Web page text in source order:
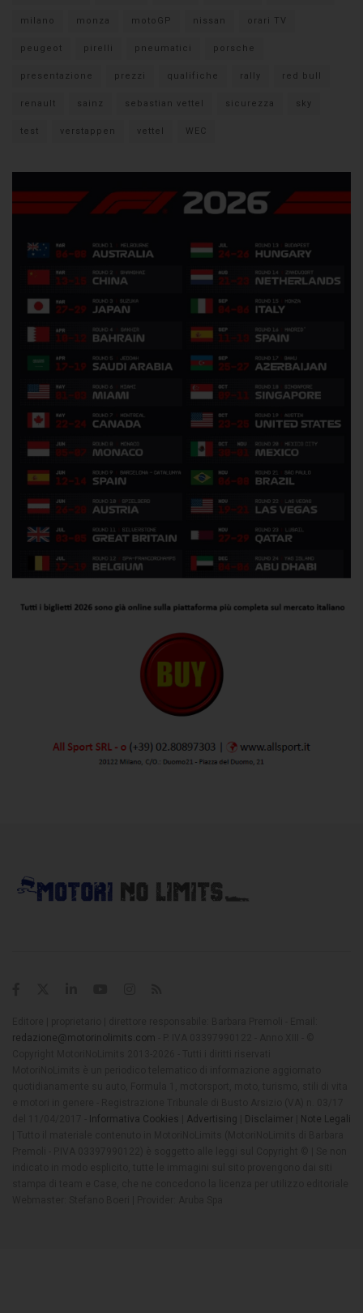
milano monza motoGP nissan orari TV
peugeot pirelli pneumatici porsche
presentazione prezzi qualifiche rally red bull
renault sainz sebastian vettel sicurezza sky
test verstappen vettel WEC
redazione@motorinolimits.com
Informativa Cookies Advertising Disclaimer
Note Legali